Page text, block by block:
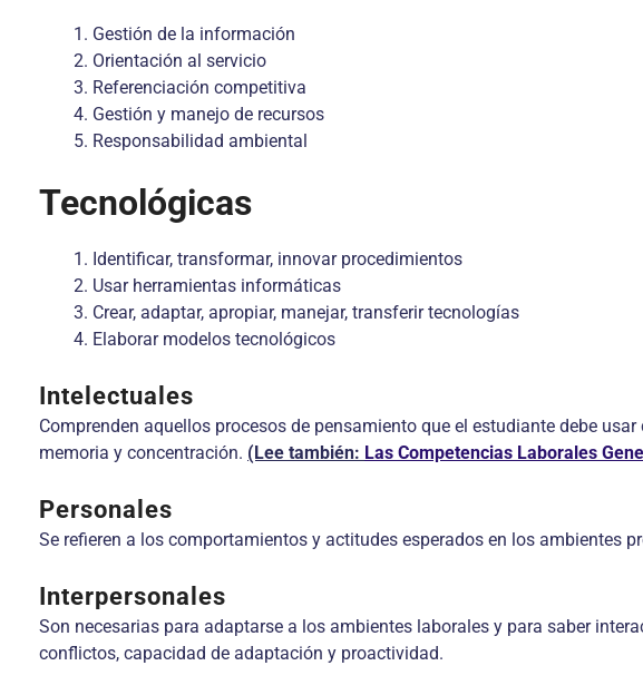
Gestión de la información
Orientación al servicio
Referenciación competitiva
Gestión y manejo de recursos
Responsabilidad ambiental
Tecnológicas
Identificar, transformar, innovar procedimientos
Usar herramientas informáticas
Crear, adaptar, apropiar, manejar, transferir tecnologías
Elaborar modelos tecnológicos
Intelectuales
Comprenden aquellos procesos de pensamiento que el estudiante debe
memoria y concentración. (Lee también: Las Competencias Laborales
Personales
Se refieren a los comportamientos y actitudes esperados en los
Interpersonales
Son necesarias para adaptarse a los ambientes laborales y para saber
conflictos, capacidad de adaptación y proactividad.